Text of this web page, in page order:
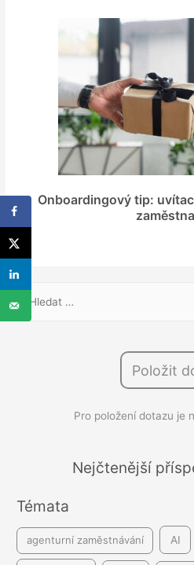
Onboardingový tip:
V
y
í
Položit
Pro položení dotazu je
Nejčtenější
Témata
agenturní zaměstnávání AI